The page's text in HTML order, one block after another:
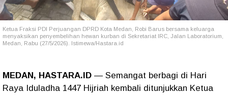
Ketua Fraksi PDI Perjuangan DPRD Kota Medan, Robi Barus bersama keluarga
menyaksikan penyembelihan hewan kurban di Sekretariat IRC, Jalan Laboratorium,
Medan, Rabu (27/5/2026). Istimewa/Hastara.id
MEDAN, HASTARA.ID — Semangat berbagi di Hari
Raya Iduladha 1447 Hijriah kembali ditunjukkan Ketua